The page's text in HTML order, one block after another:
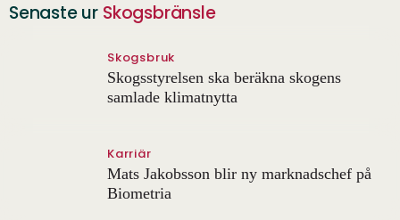
Senaste ur Skogsbränsle
Skogsbruk
Skogsstyrelsen ska beräkna skogens
samlade klimatnytta
Karriär
Mats Jakobsson blir ny marknadschef på
Biometria